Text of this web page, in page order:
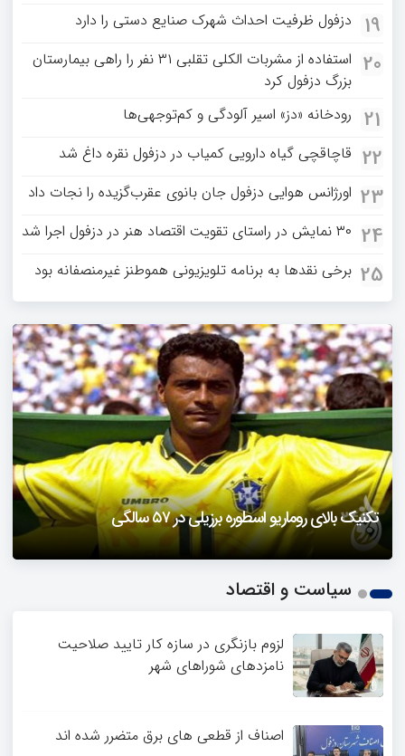
19
دزفول ظرفیت احداث شهرک صنایع دستی را دارد
20
استفاده از مشربات الکلی تقلبی ۳۱ نفر را راهی بیمارستان
بزرگ دزفول کرد
21 رودخانه «دز» اسیر آلودگی و کم‌توجهی‌ها
22 قاچاقچی گیاه دارویی کمیاب در دزفول نقره داغ شد
23 اورژانس هوایی دزفول جان بانوی عقرب‌گزیده را نجات داد
24 ۳۰ نمایش در راستای تقویت اقتصاد هنر در دزفول اجرا شد
25 برخی نقدها به برنامه تلویزیونی هموطنز غیرمنصفانه بود
تکنیک بالای روماریو اسطوره برزیلی در ۵۷ سالگی
فیلمی از یک خواننده زن در توئیتر ضرغامی جنجالی شد
حمله تند مصطفی کواکبیان به مجری جنجالی صدا و سیما
دزفول را باید دید
2
سیاست و اقتصاد
لزوم بازنگری در سازه کار تایید صلاحیت
نامزدهای شوراهای شهر
اصناف از قطعی های برق متضرر شده اند